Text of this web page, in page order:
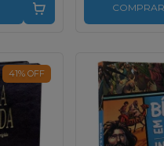
COMPRAR
41% OFF